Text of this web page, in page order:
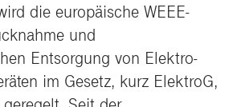
die europäische WEEE-
und
Entsorgung von Elektro-
im Gesetz, kurz ElektroG,